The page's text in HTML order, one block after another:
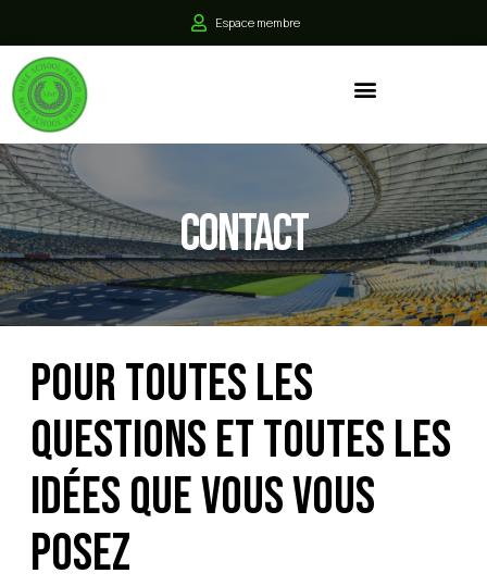
Espace membre
Contact
Pour toutes les
questions et toutes les
idées que vous vous
posez